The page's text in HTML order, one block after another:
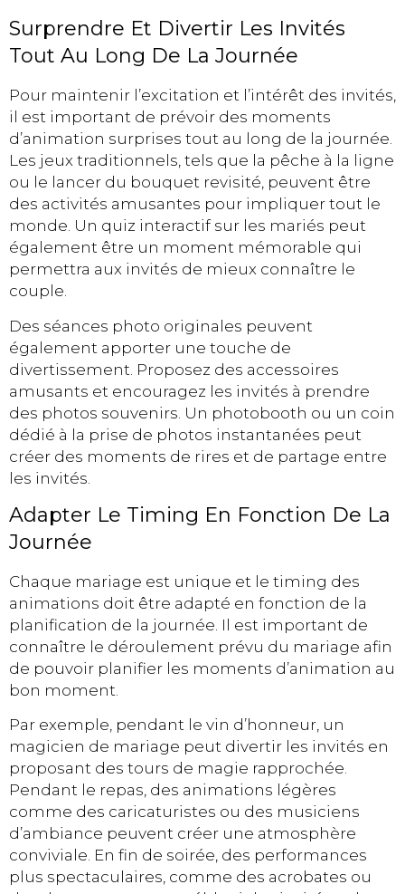
Surprendre Et Divertir Les Invités
Tout Au Long De La Journée
Pour maintenir l’excitation et l’intérêt des invités,
il est important de prévoir des moments
d’animation surprises tout au long de la journée.
Les jeux traditionnels, tels que la pêche à la ligne
ou le lancer du bouquet revisité, peuvent être
des activités amusantes pour impliquer tout le
monde. Un quiz interactif sur les mariés peut
également être un moment mémorable qui
permettra aux invités de mieux connaître le
couple.
Des séances photo originales peuvent
également apporter une touche de
divertissement. Proposez des accessoires
amusants et encouragez les invités à prendre
des photos souvenirs. Un photobooth ou un coin
dédié à la prise de photos instantanées peut
créer des moments de rires et de partage entre
les invités.
Adapter Le Timing En Fonction De La
Journée
Chaque mariage est unique et le timing des
animations doit être adapté en fonction de la
planification de la journée. Il est important de
connaître le déroulement prévu du mariage afin
de pouvoir planifier les moments d’animation au
bon moment.
Par exemple, pendant le vin d’honneur, un
magicien de mariage peut divertir les invités en
proposant des tours de magie rapprochée.
Pendant le repas, des animations légères
comme des caricaturistes ou des musiciens
d’ambiance peuvent créer une atmosphère
conviviale. En fin de soirée, des performances
plus spectaculaires, comme des acrobates ou